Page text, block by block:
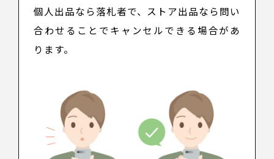
個人出品なら落札者で、ストア出品なら問い
合わせることでキャンセルできる場合があ
ります。